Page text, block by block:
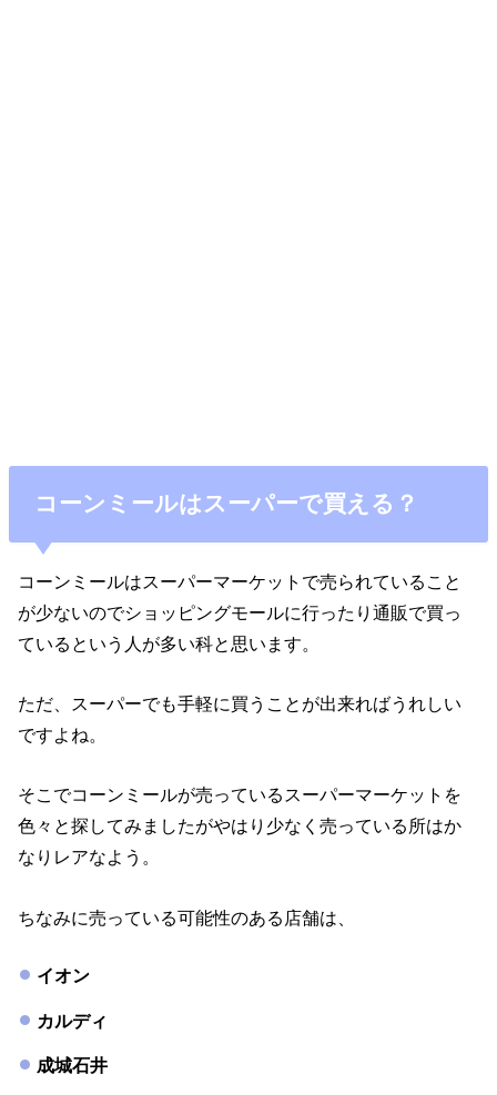
コーンミールはスーパーで買える？
コーンミールはスーパーマーケットで売られていること
が少ないのでショッピングモールに行ったり通販で買っ
ているという人が多い科と思います。
ただ、スーパーでも手軽に買うことが出来ればうれしい
ですよね。
そこでコーンミールが売っているスーパーマーケットを
色々と探してみましたがやはり少なく売っている所はか
なりレアなよう。
ちなみに売っている可能性のある店舗は、
イオン
カルディ
成城石井